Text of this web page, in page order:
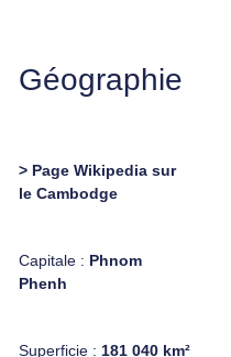
Géographie
> Page Wikipedia sur
le Cambodge
Capitale : Phnom
Phenh
Superficie : 181 040 km²